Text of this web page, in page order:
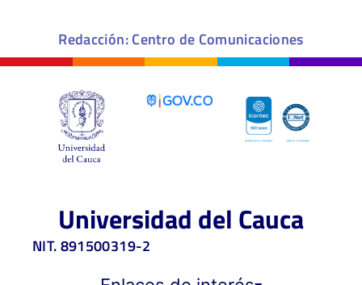
Redacción: Centro de Comunicaciones
Universidad del Cauca
NIT. 891500319-2